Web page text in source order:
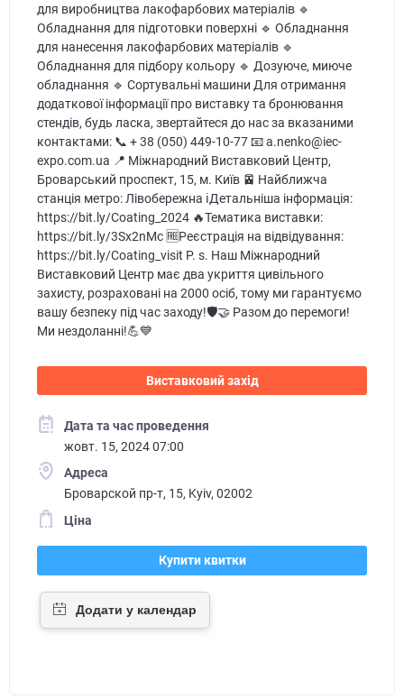
для виробництва лакофарбових матеріалів 🔹
Обладнання для підготовки поверхні 🔹 Обладнання
для нанесення лакофарбових матеріалів 🔹
Обладнання для підбору кольору 🔹 Дозуюче, миюче
обладнання 🔹 Сортувальні машини Для отримання
додаткової інформації про виставку та бронювання
стендів, будь ласка, звертайтеся до нас за вказаними
контактами: 📞 + 38 (050) 449-10-77 📧 a.nenko@iec-
expo.com.ua 📍 Міжнародний Виставковий Центр,
Броварський проспект, 15, м. Київ 🚈 Найближча
станція метро: Лівобережна ℹДетальніша інформація:
https://bit.ly/Coating_2024 🔥Тематика виставки:
https://bit.ly/3Sx2nMc 🆓Реєстрація на відвідування:
https://bit.ly/Coating_visit P. s. Наш Міжнародний
Виставковий Центр має два укриття цивільного
захисту, розраховані на 2000 осіб, тому ми гарантуємо
вашу безпеку під час заходу!🛡️🤝 Разом до перемоги!
Ми нездоланні!💪💙
Виставковий захід
Дата та час проведення
жовт. 15, 2024 07:00
Адреса
Броварской пр-т, 15, Kyiv, 02002
Ціна
Купити квитки